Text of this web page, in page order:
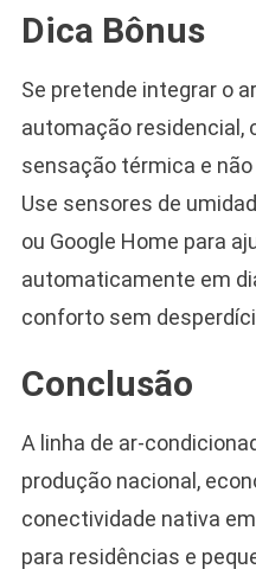
Dica Bônus
Se pretende integrar o
automação residencial,
sensação térmica e
Use sensores de
ou Google Home para
automaticamente em
conforto sem
Conclusão
A linha de ar-
produção nacional,
conectividade nativa
para residências e